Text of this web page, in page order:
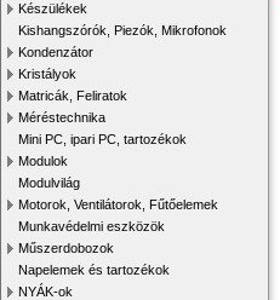
Készülékek
Kishangszórók, Piezók, Mikrofonok
Kondenzátor
Kristályok
Matricák, Feliratok
Méréstechnika
Mini PC, ipari PC, tartozékok
Modulok
Modulvilág
Motorok, Ventilátorok, Fűtőelemek
Munkavédelmi eszközök
Műszerdobozok
Napelemek és tartozékok
NYÁK-ok